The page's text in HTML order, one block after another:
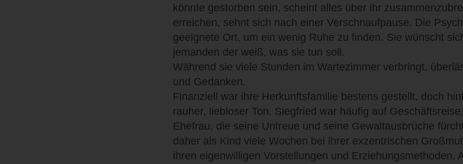
könnte gestorben sein, scheint alles über ihr
erreichen, sehnt sich nach einer Verschnaufpause. Die
geeignete Ort, um ein wenig Ruhe zu finden. Sie wünscht
jemanden der weiß, was sie tun soll.
Während sie viele Stunden im Wartezimmer verbringt,
und Gedanken.
Finanziell war ihre Herkunftsfamilie bestens gestellt, doch
rauher, liebloser Ton. Siegfried war häufig auf
Ehefrau, die seine Untreue und seine Gewaltausbrüche
daher als Kind viele Wochen bei ihrer exzentrischen
ihren eigenwilligen Vorstellungen und Erziehungsmethoden.